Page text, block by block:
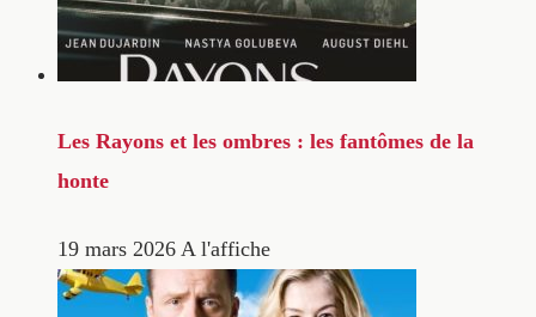
Les Rayons et les ombres : les fantômes de la
honte
19 mars 2026 A l'affiche